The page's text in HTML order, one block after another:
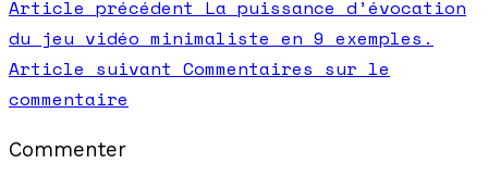
Article précédent La puissance d’évocation
du jeu vidéo minimaliste en 9 exemples.
Article suivant Commentaires sur le
commentaire
Commenter